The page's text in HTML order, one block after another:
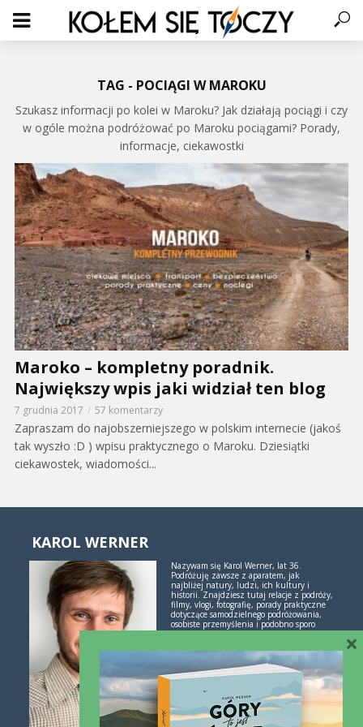
TAG - POCIĄGI W MAROKU
Szukasz informacji po kolei w Maroku? Jak działają pociągi i czy
w ogóle można podróżować po Maroku pociągami? Porady,
informacje, ciekawostki
Maroko – kompletny poradnik.
Największy wpis jaki widział ten blog
7 grudnia 2017 57 komentarzy
Zapraszam do najobszerniejszego w polskim internecie (jakoś
tak wyszło :D ) wpisu praktycznego o Maroku. Dziesiątki
ciekawostek, wiadomości...
KAROL WERNER
Nazywam się Karol Werner, lat 36.
Podróżuję zawsze z aparatem, jak
najbliżej natury, ludzi, ich kultury i
historii. Znajdziesz tutaj relacje z podróży,
filmy, vlogi, fotografię, porady praktyczne
dotyczące samodzielnego podróżowania,
osobiste przemyślenia i podobno sporo
inspiracji. Jeśli lubisz świetne historie i
polubimy się!
Więcej o mnie i blogu
×